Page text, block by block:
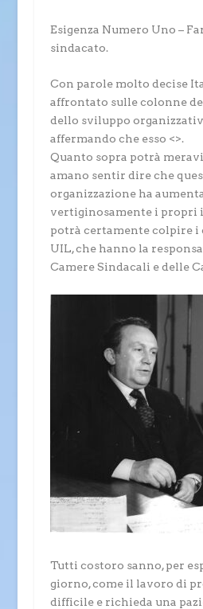
Esigenza Numero Uno –
sindacato.
Con parole molto decise
affrontato sulle colonne
dello sviluppo
affermando che esso <>.
Quanto sopra potrà
amano sentir dire che
organizzazione ha
vertiginosamente i propri
potrà certamente colpire i
UIL, che hanno la
Camere Sindacali e delle
Tutti costoro sanno, per
giorno, come il lavoro di
difficile e richieda una